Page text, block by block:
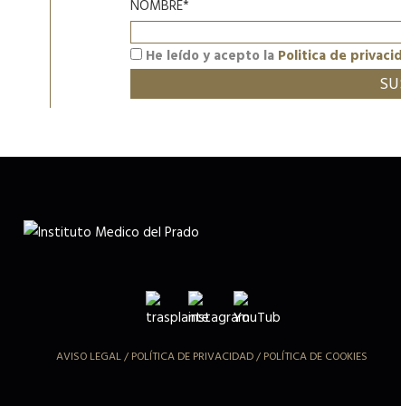
NOMBRE*
He leído y acepto la Politica de
AVISO LEGAL/ POLÍTICA DE PRIVACIDAD/ POLÍTICA DE COOKIES